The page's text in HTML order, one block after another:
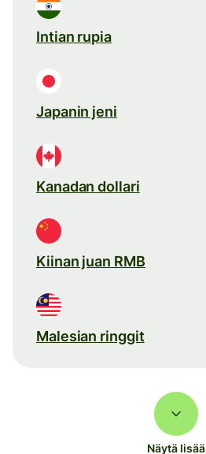
Intian rupia
Japanin jeni
Kanadan dollari
Kiinan juan RMB
Malesian ringgit
Näytä lisää